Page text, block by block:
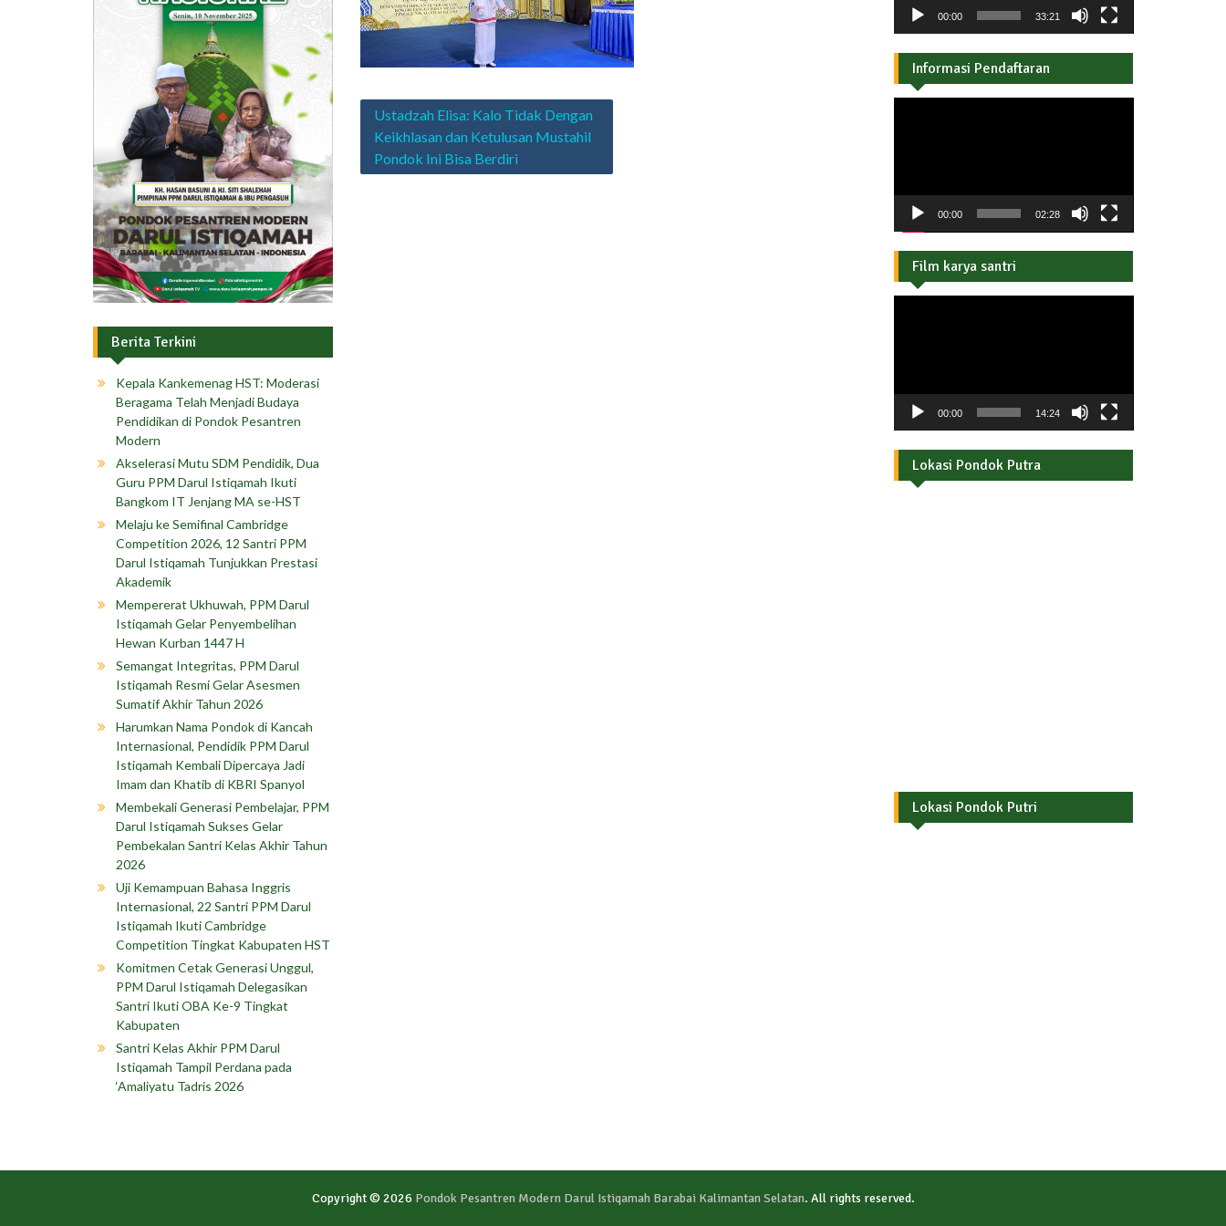
Navigasi
pos
Ustadzah Elisa: Kalo Tidak Dengan
Keikhlasan dan Ketulusan Mustahil
Pondok Ini Bisa Berdiri
Berita Terkini
Kepala Kankemenag HST: Moderasi
Beragama Telah Menjadi Budaya
Pendidikan di Pondok Pesantren
Modern
Akselerasi Mutu SDM Pendidik, Dua
Guru PPM Darul Istiqamah Ikuti
Bangkom IT Jenjang MA se-HST
Melaju ke Semifinal Cambridge
Competition 2026, 12 Santri PPM
Darul Istiqamah Tunjukkan Prestasi
Akademik
Mempererat Ukhuwah, PPM Darul
Istiqamah Gelar Penyembelihan
Hewan Kurban 1447 H
Semangat Integritas, PPM Darul
Istiqamah Resmi Gelar Asesmen
Sumatif Akhir Tahun 2026
Harumkan Nama Pondok di Kancah
Internasional, Pendidik PPM Darul
Istiqamah Kembali Dipercaya Jadi
Imam dan Khatib di KBRI Spanyol
Membekali Generasi Pembelajar, PPM
Darul Istiqamah Sukses Gelar
Pembekalan Santri Kelas Akhir Tahun
2026
Uji Kemampuan Bahasa Inggris
Internasional, 22 Santri PPM Darul
Istiqamah Ikuti Cambridge
Competition Tingkat Kabupaten HST
Komitmen Cetak Generasi Unggul,
PPM Darul Istiqamah Delegasikan
Santri Ikuti OBA Ke-9 Tingkat
Kabupaten
Santri Kelas Akhir PPM Darul
Istiqamah Tampil Perdana pada
‘Amaliyatu Tadris 2026
00:00 33:21
Informasi Pendaftaran
00:00 02:28
Film karya santri
00:00 14:24
Lokasi Pondok Putra
Lokasi Pondok Putri
Copyright © 2026 Pondok Pesantren Modern Darul Istiqamah Barabai Kalimantan Selatan. All rights reserved.